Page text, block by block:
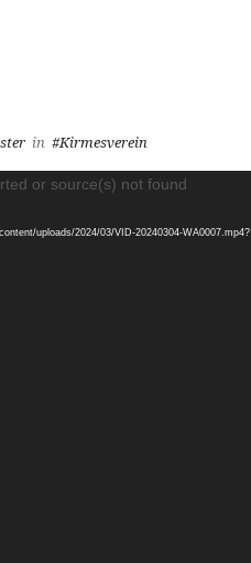
in #Kirmesverein
or source(s) not found
uploads/2024/03/VID-20240304-WA0007.mp4?